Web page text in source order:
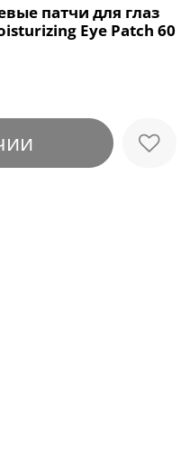
патчи для глаз
Eye Patch 60